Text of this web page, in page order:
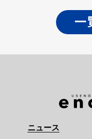
一
ニュース